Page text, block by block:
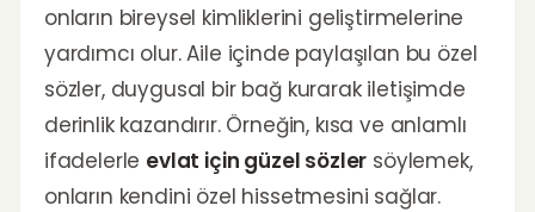
onların bireysel kimliklerini geliştirmelerine
yardımcı olur. Aile içinde paylaşılan bu özel
sözler, duygusal bir bağ kurarak iletişimde
derinlik kazandırır. Örneğin, kısa ve anlamlı
ifadelerle evlat için güzel sözler söylemek,
onların kendini özel hissetmesini sağlar.